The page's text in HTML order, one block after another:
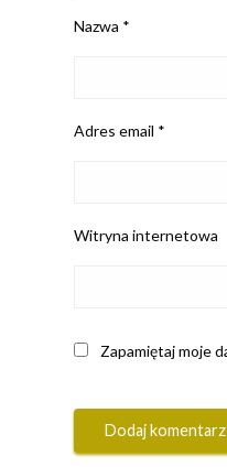
Nazwa *
Adres email *
Witryna internetowa
Zapamiętaj moje